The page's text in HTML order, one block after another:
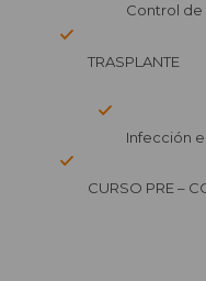
Control de
TRASPLANTE
Infección
CURSO PRE –